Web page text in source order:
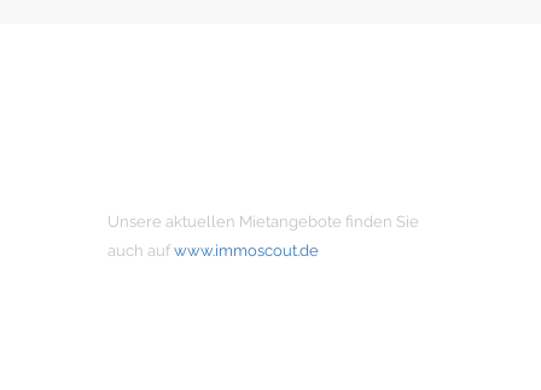
Unsere aktuellen Mietangebote finden Sie
auch auf www.immoscout.de